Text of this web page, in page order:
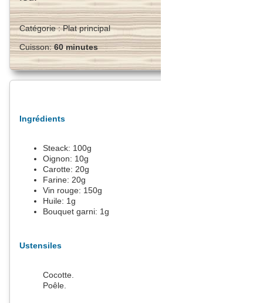
Catégorie :Plat principal
Cuisson:60 minutes
Ingrédients
Steack: 100g
Oignon: 10g
Carotte: 20g
Farine: 20g
Vin rouge: 150g
Huile: 1g
Bouquet garni: 1g
Ustensiles
Cocotte.
Poêle.